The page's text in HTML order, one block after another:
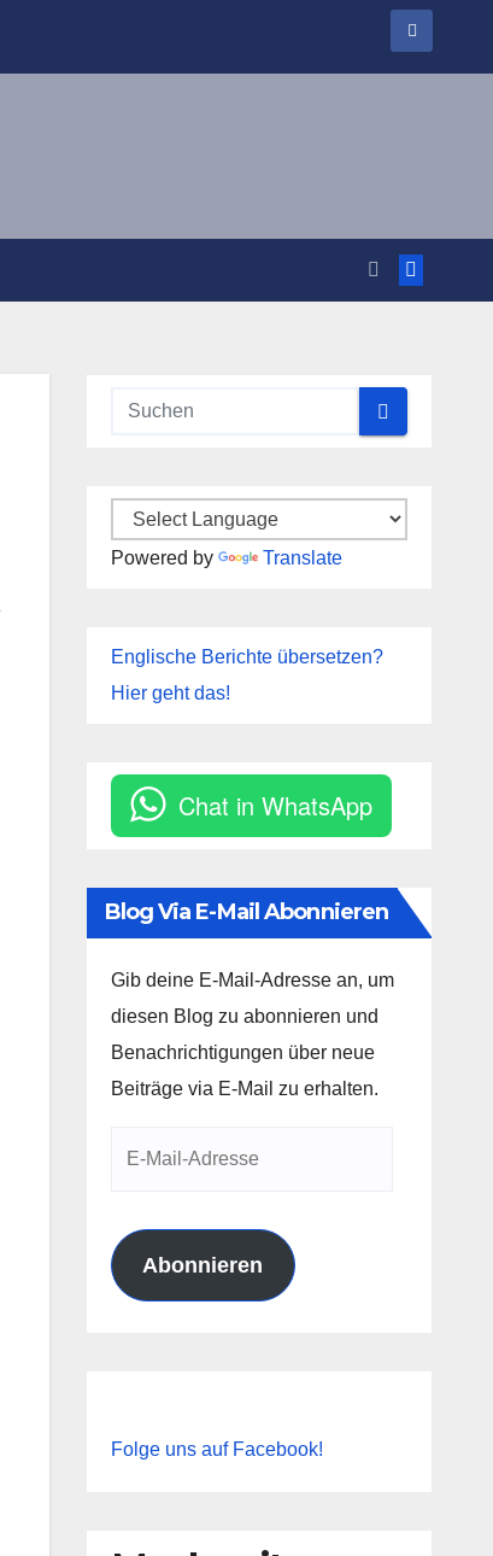
Powered by Translate
Englische Berichte übersetzen?
Hier geht das!
Chat in WhatsApp
Blog Via E-Mail Abonnieren
Gib deine E-Mail-Adresse an, um
diesen Blog zu abonnieren und
Benachrichtigungen über neue
Beiträge via E-Mail zu erhalten.
Abonnieren
Folge uns auf Facebook!